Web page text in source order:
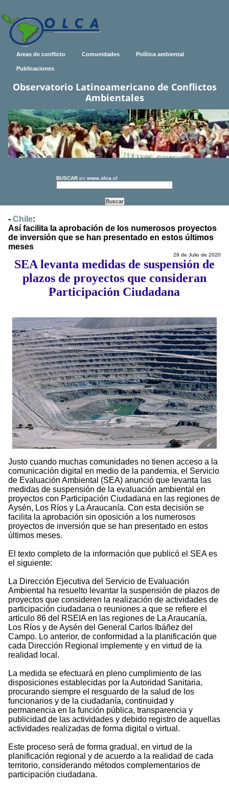
Areas de conflicto Comunidades Política ambiental
Publicaciones
Observatorio Latinoamericano de Conflictos
Ambientales
BUSCAR en www.olca.cl
- Chile:
Así facilita la aprobación de los numerosos proyectos
de inversión que se han presentado en estos últimos
meses
29 de Julio de 2020
SEA levanta medidas de suspensión de
plazos de proyectos que consideran
Participación Ciudadana
Justo cuando muchas comunidades no tienen acceso a la
comunicación digital en medio de la pandemia, el Servicio
de Evaluación Ambiental (SEA) anunció que levanta las
medidas de suspensión de la evaluación ambiental en
proyectos con Participación Ciudadana en las regiones de
Aysén, Los Ríos y La Araucanía. Con esta decisión se
facilita la aprobación sin oposición a los numerosos
proyectos de inversión que se han presentado en estos
últimos meses.
El texto completo de la información que publicó el SEA es
el siguiente:
La Dirección Ejecutiva del Servicio de Evaluación
Ambiental ha resuelto levantar la suspensión de plazos de
proyectos que consideren la realización de actividades de
participación ciudadana o reuniones a que se refiere el
artículo 86 del RSEIA en las regiones de La Araucanía,
Los Ríos y de Aysén del General Carlos Ibáñez del
Campo. Lo anterior, de conformidad a la planificación que
cada Dirección Regional implemente y en virtud de la
realidad local.
La medida se efectuará en pleno cumplimiento de las
disposiciones establecidas por la Autoridad Sanitaria,
procurando siempre el resguardo de la salud de los
funcionarios y de la ciudadanía, continuidad y
permanencia en la función pública, transparencia y
publicidad de las actividades y debido registro de aquellas
actividades realizadas de forma digital o virtual.
Este proceso será de forma gradual, en virtud de la
planificación regional y de acuerdo a la realidad de cada
territorio, considerando métodos complementarios de
participación ciudadana.